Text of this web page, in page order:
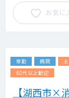
お気に
常勤 病院
60代以上歓迎
【湖西市×